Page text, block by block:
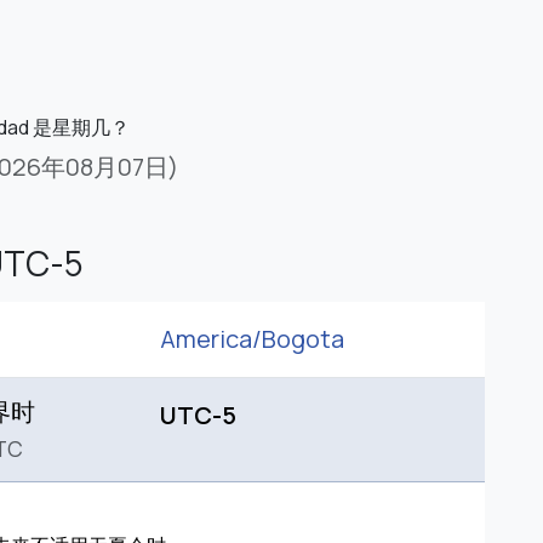
是星期几？
年08月07日)
5
America/Bogota
时 UTC-5